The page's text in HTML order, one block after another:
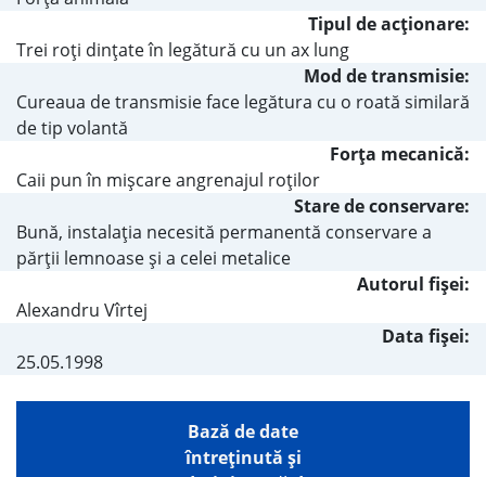
Tipul de acţionare:
Trei roţi dinţate în legătură cu un ax lung
Mod de transmisie:
Cureaua de transmisie face legătura cu o roată similară
de tip volantă
Forţa mecanică:
Caii pun în mişcare angrenajul roţilor
Stare de conservare:
Bună, instalaţia necesită permanentă conservare a
părţii lemnoase şi a celei metalice
Autorul fişei:
Alexandru Vîrtej
Data fișei:
25.05.1998
Bază de date
întreţinută şi